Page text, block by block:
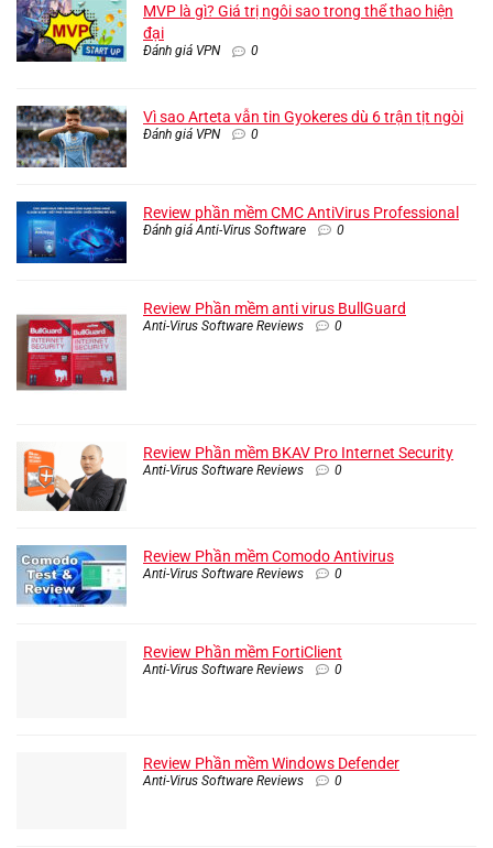
MVP là gì? Giá trị ngôi sao trong thể thao hiện
đại
Đánh giá VPN 0
Vì sao Arteta vẫn tin Gyokeres dù 6 trận tịt ngòi
Đánh giá VPN 0
Review phần mềm CMC AntiVirus Professional
Đánh giá Anti-Virus Software 0
Review Phần mềm anti virus BullGuard
Anti-Virus Software Reviews 0
Review Phần mềm BKAV Pro Internet Security
Anti-Virus Software Reviews 0
Review Phần mềm Comodo Antivirus
Anti-Virus Software Reviews 0
Review Phần mềm FortiClient
Anti-Virus Software Reviews 0
Review Phần mềm Windows Defender
Anti-Virus Software Reviews 0